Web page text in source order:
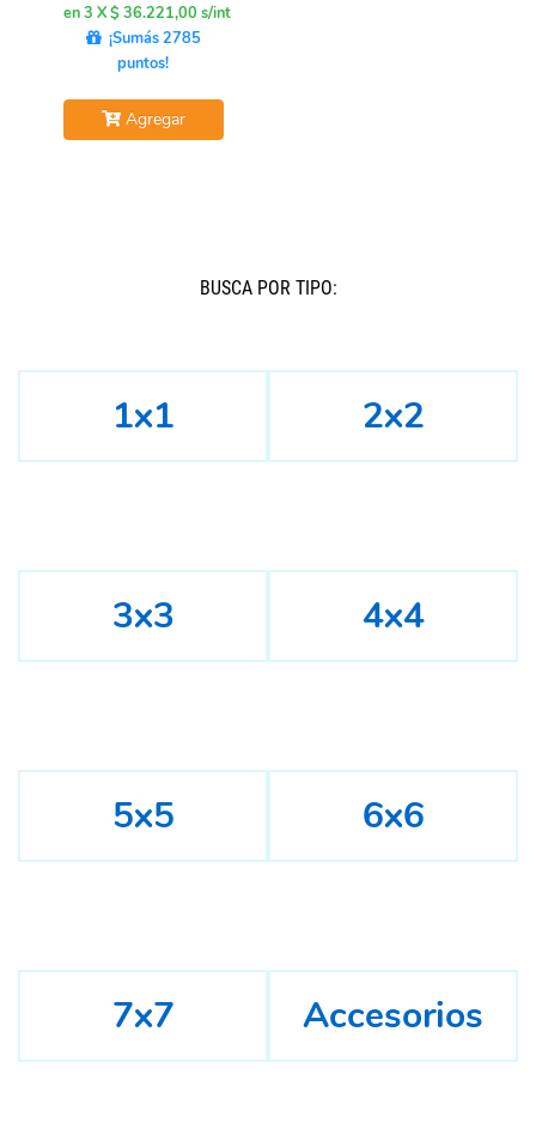
en 3 X $ 36.221,00 s/int
¡Sumás 2785
puntos!
Agregar
BUSCÁ POR TIPO:
1x1 2x2
3x3 4x4
5x5 6x6
7x7 Accesorios